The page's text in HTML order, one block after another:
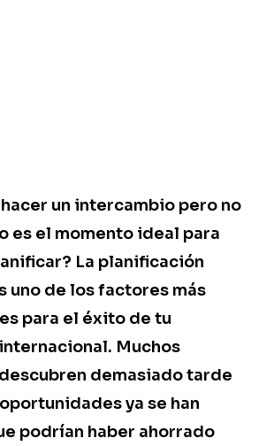
hacer un intercambio pero no
es el momento ideal para
La planificación
uno de los factores más
para el éxito de tu
Muchos
demasiado tarde
ya se han
podrían haber ahorrado